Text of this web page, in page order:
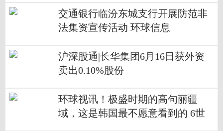
交通银行临汾东城支行开展防范非
法集资宣传活动 环球信息
沪深股通|长华集团6月16日获外资
卖出0.10%股份
环球视讯！极盛时期的高句丽疆
域，这是韩国最不愿意看到的 6世